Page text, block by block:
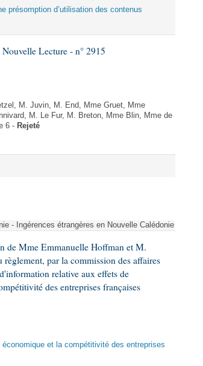
présomption d’utilisation des contenus
Lecture - n° 2915
M. Juvin, M. End, Mme Gruet, Mme
M. Le Fur, M. Breton, Mme Blin, Mme de
6 - Rejeté
- Ingérences étrangères en Nouvelle Calédonie
de Mme Emmanuelle Hoffman et M.
par la commission des affaires
relative aux effets de
des entreprises françaises
et la compétitivité des entreprises